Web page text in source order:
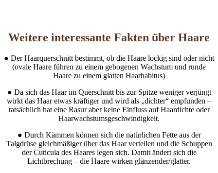
Weitere interessante Fakten über Haare
● Der Haarquerschnitt bestimmt, ob die Haare lockig sind oder nicht
(ovale Haare führen zu einem gebogenen Wachstum und runde
Haare zu einem glatten Haarhabitus)
● Da sich das Haar im Querschnitt bis zur Spitze weniger verjüngt
wirkt das Haar etwas kräftiger und wird als „dichter“ empfunden –
tatsächlich hat eine Rasur aber keine Einfluss auf Haardichte oder
Haarwachstumsgeschwindigkeit.
● Durch Kämmen können sich die natürlichen Fette aus der
Talgdrüse gleichmäßiger über das Haar verteilen und die Schuppen
der Cuticula des Haares legen sich. Damit ändert sich die
Lichtbrechung – die Haare wirken glänzender/glatter.